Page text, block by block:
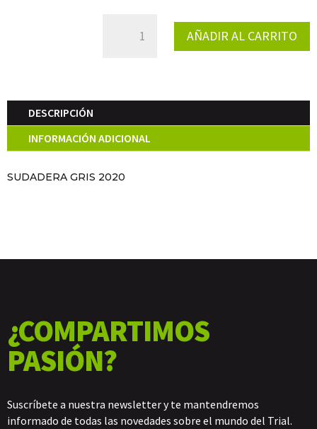
AÑADIR AL CARRITO
DESCRIPCIÓN
INFORMACIÓN ADICIONAL
SUDADERA GRIS 2020
¿COMPARTIMOS
PASIÓN?
Suscríbete a nuestra newsletter y te mantendremos
informado de todas las novedades sobre el mundo del Trial.